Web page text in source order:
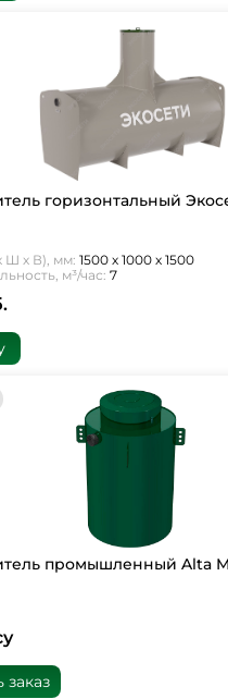
горизонтальный
Ш х В), мм: 1500 х 1000 х 1500
м³/час: 7
промышленный Alta